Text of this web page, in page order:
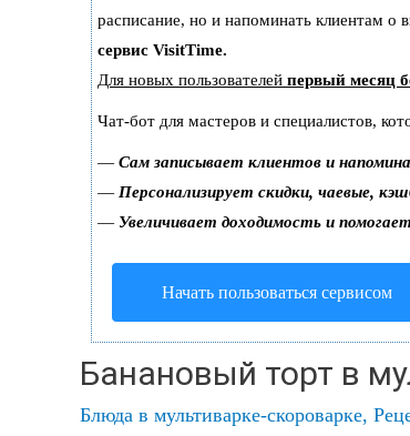
расписание, но и напоминать клиентам
сервис VisitTime.
Для новых пользователей первый месяц
Чат-бот для мастеров и специалистов,
— Сам записывает клиентов и
— Персонализирует скидки, чаевые,
— Увеличивает доходимость и
Начать пользоваться сервисом
Банановый торт в
Блюда в мультиварке-скороварке,